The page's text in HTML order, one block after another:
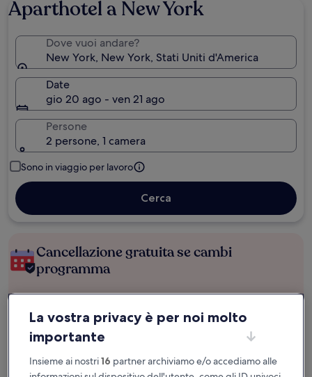
Aparthotel a New York
Dove vuoi andare?
New York, New York, Stati Uniti d'America
Date
gio 20 ago - ven 21 ago
Persone
2 persone, 1 camera
Sono in viaggio per lavoro
Cerca
Cancellazione gratuita se cambi
programma
soggiorno
Risparmia di più con le tariffe per soli
iscritti
La vostra privacy è per noi molto
importante
Insieme ai nostri16 partner archiviamo e/o accediamo alle